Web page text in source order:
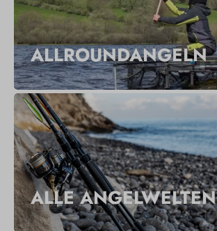
ALLROUNDANGELN
ALLE ANGELWELTEN